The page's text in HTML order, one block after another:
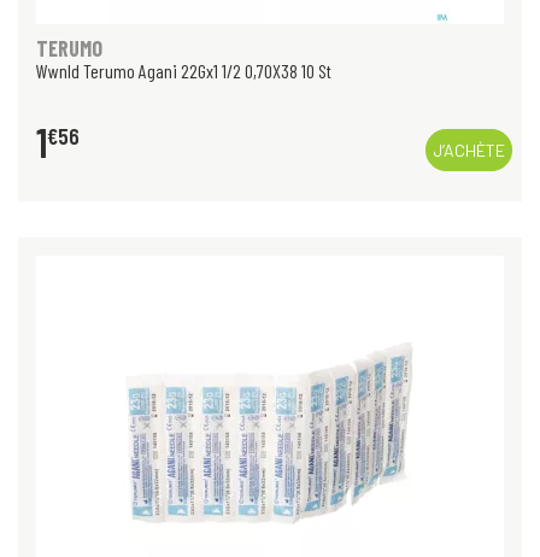
TERUMO
Wwnld Terumo Agani 22Gx1 1/2 0,70X38 10 St
1€56
J’ACHÈTE